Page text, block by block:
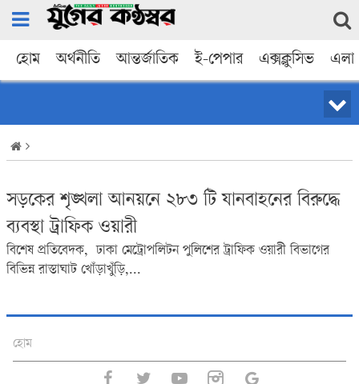
হোম অর্থনীতি আন্তর্জাতিক ই-পেপার এক্সক্লুসিভ
সড়কের শৃঙ্খলা আনয়নে ২৮৩ টি যানবাহনের বিরুদ্ধে
ব্যবস্থা ট্রাফিক ওয়ারী
বিশেষ প্রতিবেদক, ঢাকা মেট্রোপলিটন পুলিশের ট্রাফিক ওয়ারী বিভাগের
বিভিন্ন রাস্তাঘাট খোঁড়াখুঁড়ি,...
হোম